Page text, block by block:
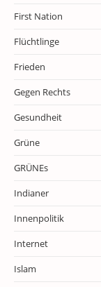
First Nation
Flüchtlinge
Frieden
Gegen Rechts
Gesundheit
Grüne
GRÜNEs
Indianer
Innenpolitik
Internet
Islam